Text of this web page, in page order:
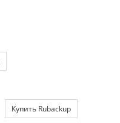
Купить Rubackup